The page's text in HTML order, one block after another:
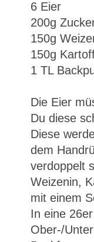
6 Eier
200g
150g
150g
1 TL
Die Eier
Du diese
Diese
dem
verdoppelt
Weizenin,
mit einem
In eine
Ober-/